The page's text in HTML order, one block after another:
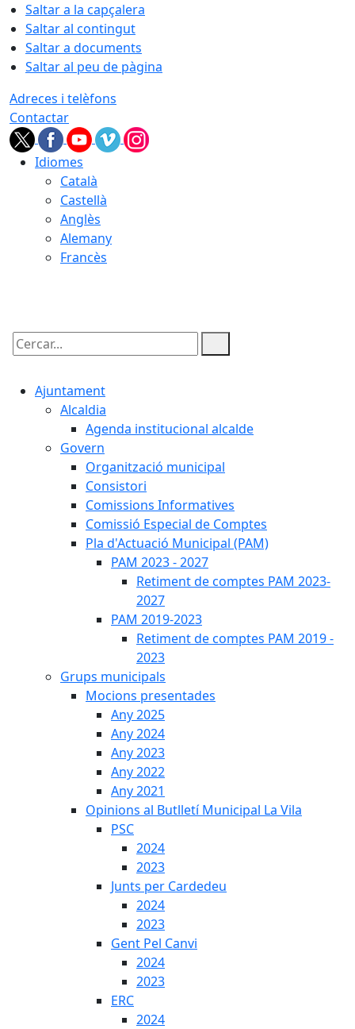
Saltar a la capçalera
Saltar al contingut
Saltar a documents
Saltar al peu de pàgina
Adreces i telèfons
Contactar
Idiomes
Català
Castellà
Anglès
Alemany
Francès
Cercar:
Ajuntament
Alcaldia
Agenda institucional alcalde
Govern
Organització municipal
Consistori
Comissions Informatives
Comissió Especial de Comptes
Pla d'Actuació Municipal (PAM)
PAM 2023 - 2027
Retiment de comptes PAM 2023-
2027
PAM 2019-2023
Retiment de comptes PAM 2019 -
2023
Grups municipals
Mocions presentades
Any 2025
Any 2024
Any 2023
Any 2022
Any 2021
Opinions al Butlletí Municipal La Vila
PSC
2024
2023
Junts per Cardedeu
2024
2023
Gent Pel Canvi
2024
2023
ERC
2024